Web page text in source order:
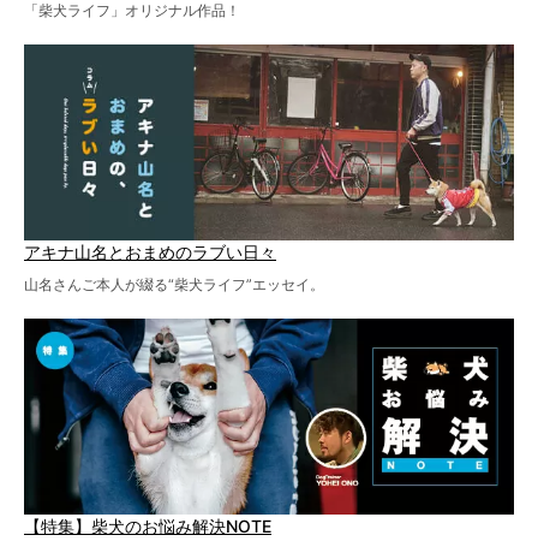
「柴犬ライフ」オリジナル作品！
アキナ山名とおまめのラブい日々
山名さんご本人が綴る“柴犬ライフ”エッセイ。
【特集】柴犬のお悩み解決NOTE